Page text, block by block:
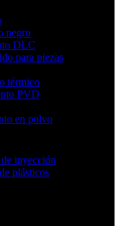
negro
DLC
para piezas
térmico
PVD
en polvo
inyección
plásticos